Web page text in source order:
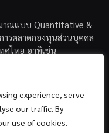
experience, serve
our traffic. By
use of cookies.
าณแบบ Quantitative &
รตลาดกองทุนส่วนบุคคล
ศไทย อาทิเช่น
)